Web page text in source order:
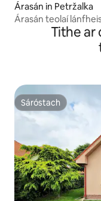
Árasán in Petržalka
Árasán teolaí
Tithe ar
Sáróstach
Sáróstach